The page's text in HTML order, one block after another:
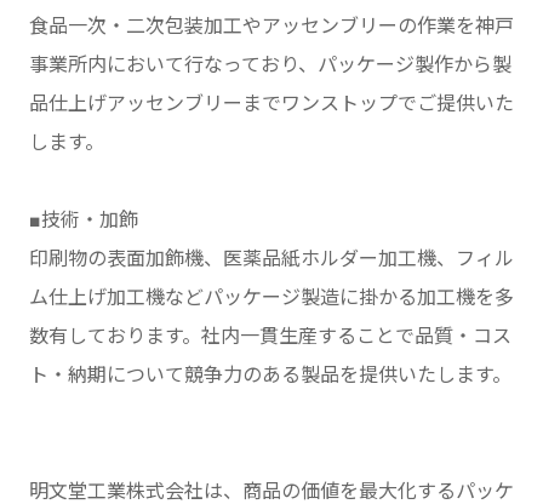
食品一次・二次包装加工やアッセンブリーの作業を神戸
事業所内において行なっており、パッケージ製作から製
品仕上げアッセンブリーまでワンストップでご提供いた
します。
■技術・加飾
印刷物の表面加飾機、医薬品紙ホルダー加工機、フィル
ム仕上げ加工機などパッケージ製造に掛かる加工機を多
数有しております。社内一貫生産することで品質・コス
ト・納期について競争力のある製品を提供いたします。
明文堂工業株式会社は、商品の価値を最大化するパッケ